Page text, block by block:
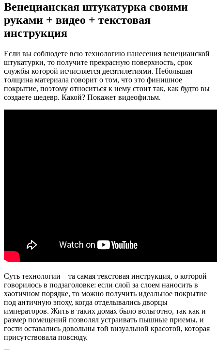
Венецианская штукатурка своими
руками + видео + текстовая
инструкция
Если вы соблюдете всю технологию нанесения венецианской
штукатурки, то получите прекрасную поверхность, срок
службы которой исчисляется десятилетиями. Небольшая
толщина материала говорит о том, что это финишное
покрытие, поэтому относиться к нему стоит так, как будто вы
создаете шедевр. Какой? Покажет видеофильм.
Суть технологии – та самая текстовая инструкция, о которой
говорилось в подзаголовке: если слой за слоем наносить в
хаотичном порядке, то можно получить идеальное покрытие
под античную эпоху, когда отделывались дворцы
императоров. Жить в таких домах было вольготно, так как и
размер помещений позволял устраивать пышные приемы, и
гости оставались довольны той визуальной красотой, которая
присутствовала повсюду.